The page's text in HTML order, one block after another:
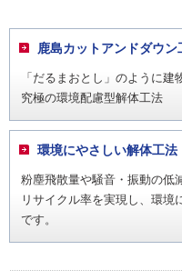
鹿島カットアンドダウン
「だるまおとし」のように建
究極の環境配慮型解体工法
環境にやさしい解体工法
粉塵飛散量や騒音・振動の低
リサイクル率を実現し、環境
です。